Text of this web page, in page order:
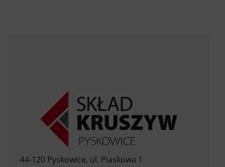
44-120 Pyskowice, ul. Piaskowa 1